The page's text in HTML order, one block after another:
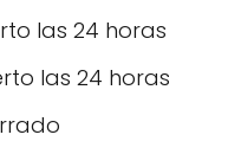
las 24 horas
las 24 horas